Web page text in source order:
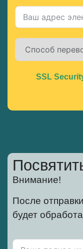
Alternative:
SSL
Внимание!
После
будет